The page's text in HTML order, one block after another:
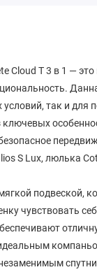
Cloud T 3 в 1 —
условий, так и
S Lux, люлька
подвеской,
чувствовать